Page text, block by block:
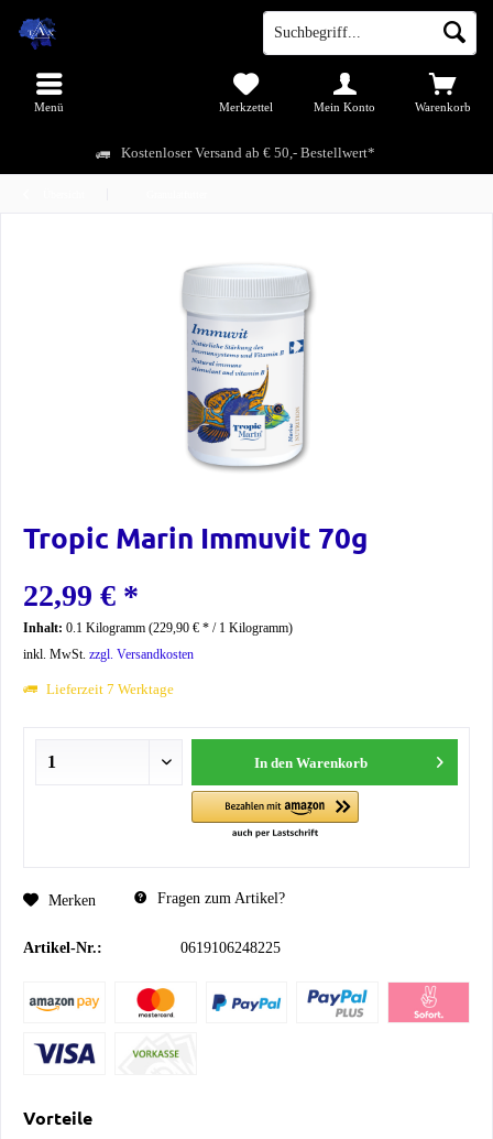
Kostenloser Versand ab € 50,- Bestellwert*
Menü Warenkorb
Merkzettel Mein Konto
Tropic Marin Immuvit 70g
22,99 € *
Inhalt: 0.1 Kilogramm (229,90 € * / 1 Kilogramm)
inkl. MwSt. zzgl. Versandkosten
Lieferzeit 7 Werktage
In den Warenkorb
Merken Fragen zum Artikel?
Artikel-Nr.: 0619106248225
Vorteile